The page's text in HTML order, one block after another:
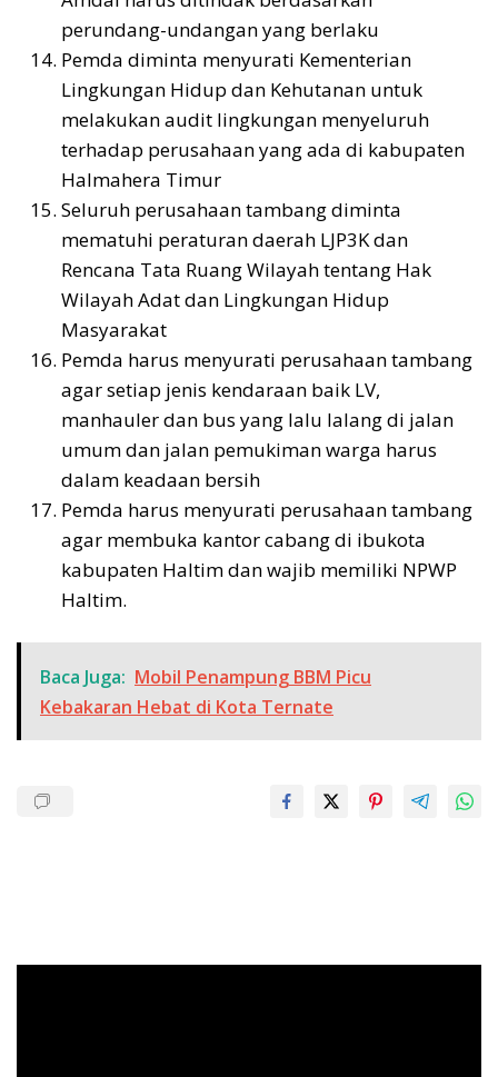
perundang-undangan yang berlaku
Pemda diminta menyurati Kementerian
Lingkungan Hidup dan Kehutanan untuk
melakukan audit lingkungan menyeluruh
terhadap perusahaan yang ada di kabupaten
Halmahera Timur
Seluruh perusahaan tambang diminta
mematuhi peraturan daerah LJP3K dan
Rencana Tata Ruang Wilayah tentang Hak
Wilayah Adat dan Lingkungan Hidup
Masyarakat
Pemda harus menyurati perusahaan tambang
agar setiap jenis kendaraan baik LV,
manhauler dan bus yang lalu lalang di jalan
umum dan jalan pemukiman warga harus
dalam keadaan bersih
Pemda harus menyurati perusahaan tambang
agar membuka kantor cabang di ibukota
kabupaten Haltim dan wajib memiliki NPWP
Haltim.
Baca Juga: Mobil Penampung BBM Picu
Kebakaran Hebat di Kota Ternate